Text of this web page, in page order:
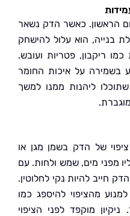
כאשר הדק נשאר
הוא עלול להישחק
פטריות ועובש.
על איכות החומר
ממנו למשך
הדק בשמן מגן או
שמש ולחות. עם
נקי לחלוטין.
להיספג כמו
לפני הציפוי